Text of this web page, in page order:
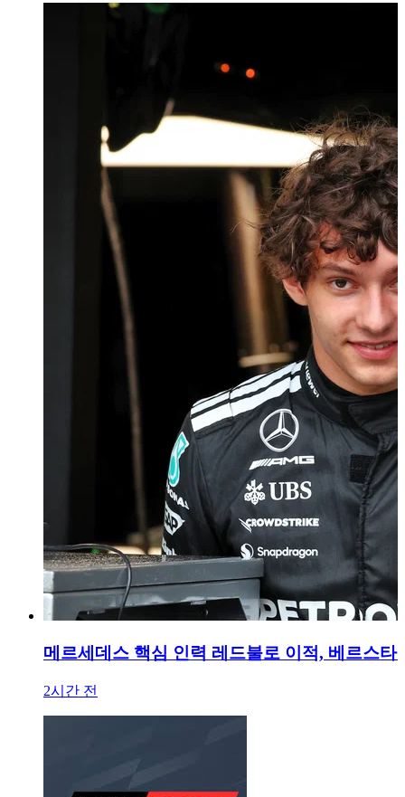
메르세데스 핵심 인력 레드불로 이적, 베르스타
2시간 전